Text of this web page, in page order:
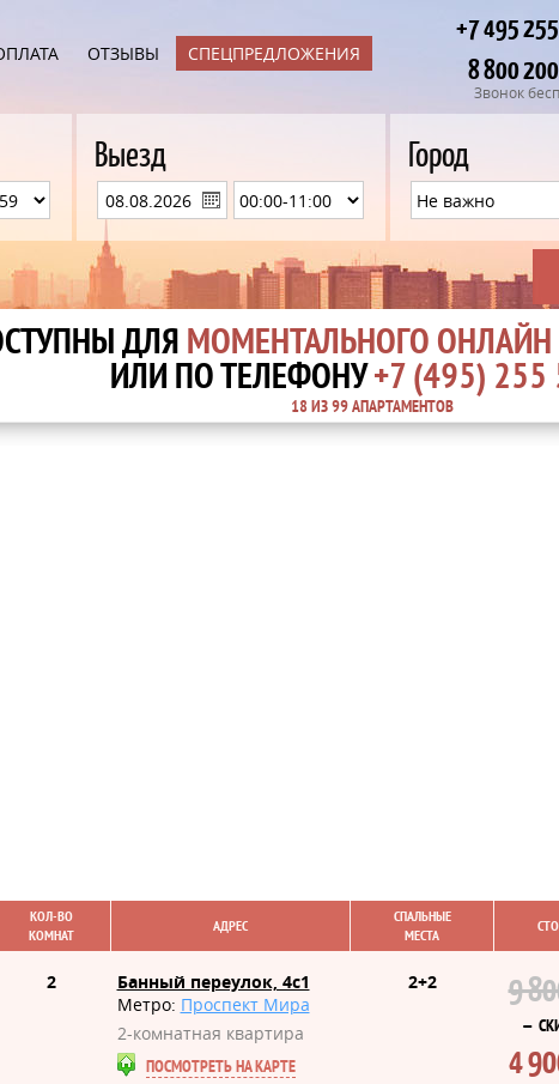
ОТЗЫВЫ СПЕЦПРЕДЛОЖЕНИЯ
+7 495
8 800
Звонок
Выезд Город
ДЛЯ МОМЕНТАЛЬНОГО
ИЛИ ПО ТЕЛЕФОНУ+7 (495) 255
18 ИЗ99 АПАРТАМЕНТОВ
КОЛ-ВО
КОМНАТ
АДРЕС
СПАЛЬНЫЕ
МЕСТА
2
Банный переулок, 4с1
Метро: Проспект Мира
2-комнатная квартира
ПОСМОТРЕТЬ НА КАРТЕ
2+2 9
—
4